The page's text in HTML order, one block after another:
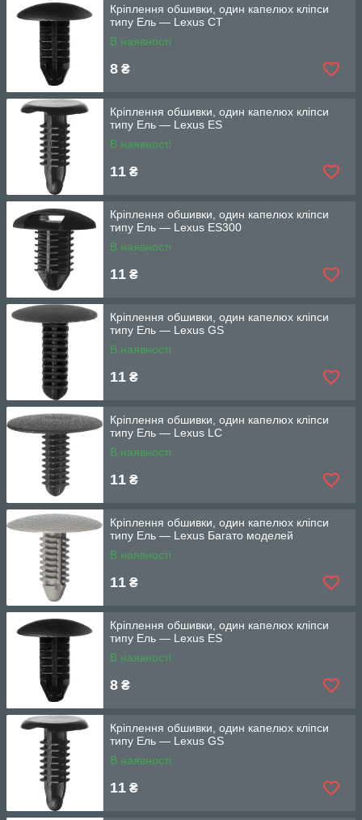
Кріплення обшивки, один капелюх кліпси
типу Ель — Lexus CT
В наявності
8 ₴
Кріплення обшивки, один капелюх кліпси
типу Ель — Lexus ES
В наявності
11 ₴
Кріплення обшивки, один капелюх кліпси
типу Ель — Lexus ES300
В наявності
11 ₴
Кріплення обшивки, один капелюх кліпси
типу Ель — Lexus GS
В наявності
11 ₴
Кріплення обшивки, один капелюх кліпси
типу Ель — Lexus LC
В наявності
11 ₴
Кріплення обшивки, один капелюх кліпси
типу Ель — Lexus Багато моделей
В наявності
11 ₴
Кріплення обшивки, один капелюх кліпси
типу Ель — Lexus ES
В наявності
8 ₴
Кріплення обшивки, один капелюх кліпси
типу Ель — Lexus GS
В наявності
11 ₴